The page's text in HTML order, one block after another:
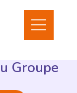
Groupe